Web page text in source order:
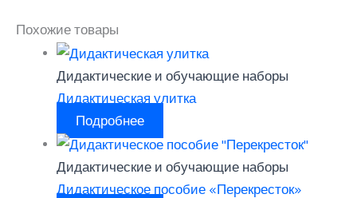
Похожие товары
Дидактические и обучающие наборы
Дидактическая улитка
Подробнее
Дидактические и обучающие наборы
Дидактическое пособие «Перекресток»